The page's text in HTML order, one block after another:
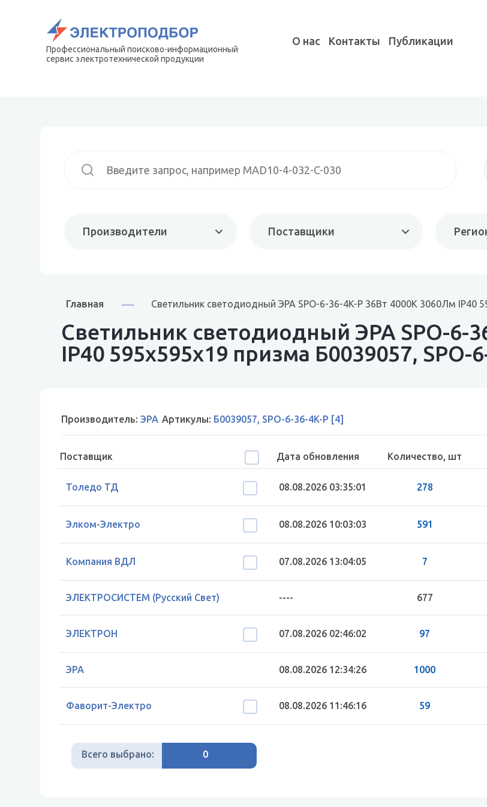
Профессиональный поисково-информационный
сервис электротехнической продукции
О нас Контакты Публикации
Производители Поставщики
Главная Светильник светодиодный ЭРА SPO-6-36-4K-P 36Вт 4000К 3060Лм IP40
Светильник светодиодный ЭРА SPO-6-
IP40 595x595x19 призма Б0039057, SPO-
Производитель:ЭРА Артикулы: Б0039057, SPO-6-36-4K-P [4]
Поставщик Дата обновления Количество, шт
Толедо ТД 08.08.2026 03:35:01 278
Элком-Электро 08.08.2026 10:03:03 591
Компания ВДЛ 07.08.2026 13:04:05 7
ЭЛЕКТРОСИСТЕМ (Русский Свет) ---- 677
ЭЛЕКТРОН 07.08.2026 02:46:02 97
ЭРА 08.08.2026 12:34:26 1000
Фаворит-Электро 08.08.2026 11:46:16 59
Всего выбрано: 0